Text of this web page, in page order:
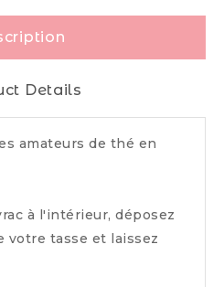
Details
amateurs de thé en
à l'intérieur, déposez
votre tasse et laissez